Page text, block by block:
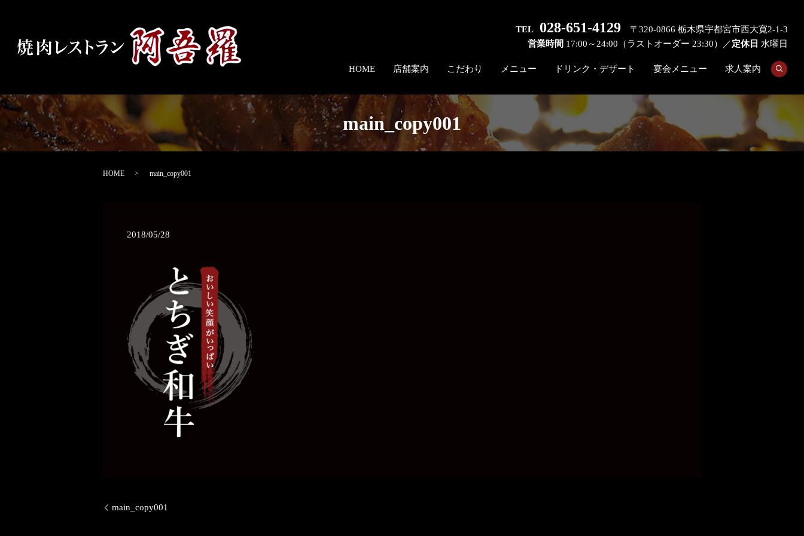
TEL 028-651-4129
〒320-0866 栃木県宇都宮市西大寛2-1-3
営業時間 17:00～24:00（ラストオーダー 23:30）／定休日 水曜日
HOME 店舗案内 こだわり メニュー ドリンク・デザート 宴会メニュー 求人案内 search
main_copy001
HOME main_copy001
2018/05/28
main_copy001